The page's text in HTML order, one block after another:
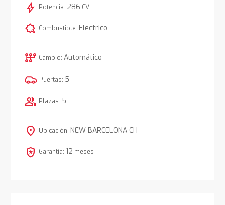
bolt Potencia: 286 CV
comic_bubble Combustible: Electrico
auto_transmission Cambio: Automático
Puertas: 5
group Plazas: 5
location_on Ubicación: NEW BARCELONA CH
local_police Garantía: 12 meses